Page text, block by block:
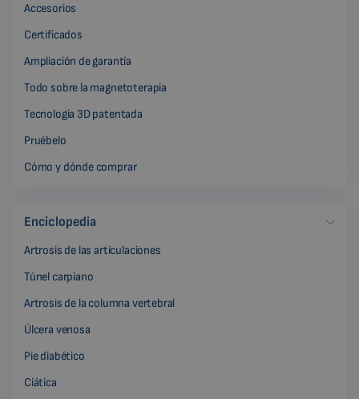
Accesorios
Certificados
Ampliación de garantía
Todo sobre la magnetoterapia
Tecnología 3D patentada
Pruébelo
Cómo y dónde comprar
Enciclopedia
Artrosis de las articulaciones
Túnel carpiano
Artrosis de la columna vertebral
Úlcera venosa
Pie diabético
Ciática